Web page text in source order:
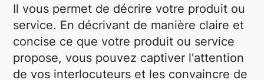
Il vous permet de décrire votre produit ou
service. En décrivant de manière claire et
concise ce que votre produit ou service
propose, vous pouvez captiver l'attention
de vos interlocuteurs et les convaincre de